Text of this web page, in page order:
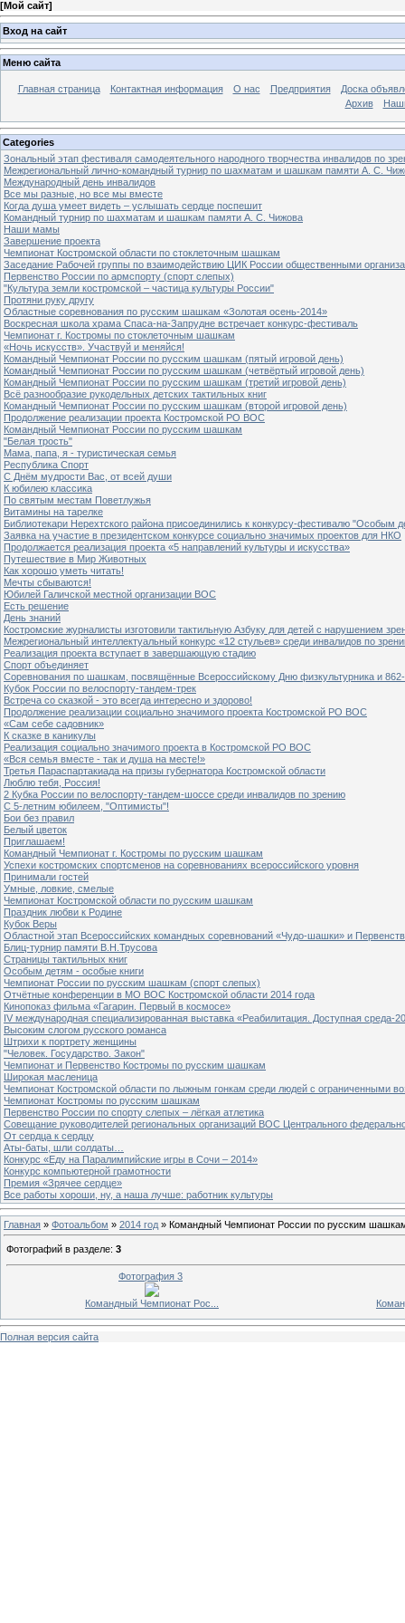
[Мой сайт]
Вход на сайт
Меню сайта
Главная страница Контактная информация О нас Предприятия
Доска
Архив
Categories
Зональный этап фестиваля самодеятельного народного творчества инвалидов по
Межрегиональный лично-командный турнир по шахматам и шашкам памяти А. С.
Международный день инвалидов
Все мы разные, но все мы вместе
Когда душа умеет видеть – услышать сердце поспешит
Командный турнир по шахматам и шашкам памяти А. С. Чижова
Наши мамы
Завершение проекта
Чемпионат Костромской области по стоклеточным шашкам
Заседание Рабочей группы по взаимодействию ЦИК России общественными
Первенство России по армспорту (спорт слепых)
"Культура земли костромской – частица культуры России"
Протяни руку другу
Областные соревнования по русским шашкам «Золотая осень-2014»
Воскресная школа храма Спаса-на-Запрудне встречает конкурс-фестиваль
Чемпионат г. Костромы по стоклеточным шашкам
«Ночь искусств». Участвуй и меняйся!
Командный Чемпионат России по русским шашкам (пятый игровой день)
Командный Чемпионат России по русским шашкам (четвёртый игровой день)
Командный Чемпионат России по русским шашкам (третий игровой день)
Всё разнообразие рукодельных детских тактильных книг
Командный Чемпионат России по русским шашкам (второй игровой день)
Продолжение реализации проекта Костромской РО ВОС
Командный Чемпионат России по русским шашкам
"Белая трость"
Мама, папа, я - туристическая семья
Республика Спорт
С Днём мудрости Вас, от всей души
К юбилею классика
По святым местам Поветлужья
Витамины на тарелке
Библиотекари Нерехтского района присоединились к конкурсу-фестивалю "Особым
Заявка на участие в президентском конкурсе социально значимых проектов для НКО
Продолжается реализация проекта «5 направлений культуры и искусства»
Путешествие в Мир Животных
Как хорошо уметь читать!
Мечты сбываются!
Юбилей Галичской местной организации ВОС
Есть решение
День знаний
Костромские журналисты изготовили тактильную Азбуку для детей с нарушением
Межрегиональный интеллектуальный конкурс «12 стульев» среди инвалидов по
Реализация проекта вступает в завершающую стадию
Спорт объединяет
Соревнования по шашкам, посвящённые Всероссийскому Дню физкультурника и
Кубок России по велоспорту-тандем-трек
Встреча со сказкой - это всегда интересно и здорово!
Продолжение реализации социально значимого проекта Костромской РО ВОС
«Сам себе садовник»
К сказке в каникулы
Реализация социально значимого проекта в Костромской РО ВОС
«Вся семья вместе - так и душа на месте!»
Третья Параспартакиада на призы губернатора Костромской области
Люблю тебя, Россия!
2 Кубка России по велоспорту-тандем-шоссе среди инвалидов по зрению
С 5-летним юбилеем, "Оптимисты"!
Бои без правил
Белый цветок
Приглашаем!
Командный Чемпионат г. Костромы по русским шашкам
Успехи костромских спортсменов на соревнованиях всероссийского уровня
Принимали гостей
Умные, ловкие, смелые
Чемпионат Костромской области по русским шашкам
Праздник любви к Родине
Кубок Веры
Областной этап Всероссийских командных соревнований «Чудо-шашки» и
Блиц-турнир памяти В.Н.Трусова
Страницы тактильных книг
Особым детям - особые книги
Чемпионат России по русским шашкам (спорт слепых)
Отчётные конференции в МО ВОС Костромской области 2014 года
Кинопоказ фильма «Гагарин. Первый в космосе»
IV международная специализированная выставка «Реабилитация. Доступная среда-
Высоким слогом русского романса
Штрихи к портрету женщины
"Человек. Государство. Закон"
Чемпионат и Первенство Костромы по русским шашкам
Широкая масленица
Чемпионат Костромской области по лыжным гонкам среди людей с ограниченными
Чемпионат Костромы по русским шашкам
Первенство России по спорту слепых – лёгкая атлетика
Совещание руководителей региональных организаций ВОС Центрального
От сердца к сердцу
Аты-баты, шли солдаты…
Конкурс «Еду на Паралимпийские игры в Сочи – 2014»
Конкурс компьютерной грамотности
Премия «Зрячее сердце»
Все работы хороши, ну, а наша лучше: работник культуры
Главная » Фотоальбом » 2014 год » Командный Чемпионат России по русским
Фотографий в разделе: 3
Фотография 3
Командный Чемпионат Рос...
Полная версия сайта